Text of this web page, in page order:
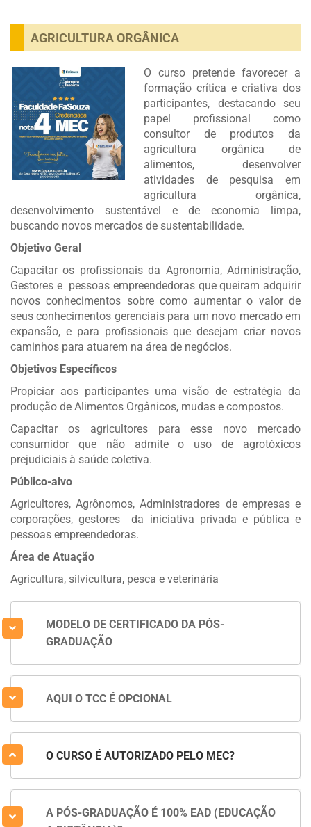
AGRICULTURA ORGÂNICA
O curso pretende favorecer a
formação crítica e criativa dos
participantes, destacando seu
papel profissional como
consultor de produtos da
agricultura orgânica de
alimentos, desenvolver
atividades de pesquisa em
agricultura orgânica,
desenvolvimento sustentável e de economia limpa,
buscando novos mercados de sustentabilidade.
Objetivo Geral
Capacitar os profissionais da Agronomia, Administração,
Gestores e pessoas empreendedoras que queiram adquirir
novos conhecimentos sobre como aumentar o valor de
seus conhecimentos gerenciais para um novo mercado em
expansão, e para profissionais que desejam criar novos
caminhos para atuarem na área de negócios.
Objetivos Específicos
Propiciar aos participantes uma visão de estratégia da
produção de Alimentos Orgânicos, mudas e compostos.
Capacitar os agricultores para esse novo mercado
consumidor que não admite o uso de agrotóxicos
prejudiciais à saúde coletiva.
Público-alvo
Agricultores, Agrônomos, Administradores de empresas e
corporações, gestores da iniciativa privada e pública e
pessoas empreendedoras.
Área de Atuação
Agricultura, silvicultura, pesca e veterinária
MODELO DE CERTIFICADO DA PÓS-
GRADUAÇÃO
AQUI O TCC É OPCIONAL
O CURSO É AUTORIZADO PELO MEC?
A PÓS-GRADUAÇÃO É 100% EAD (EDUCAÇÃO